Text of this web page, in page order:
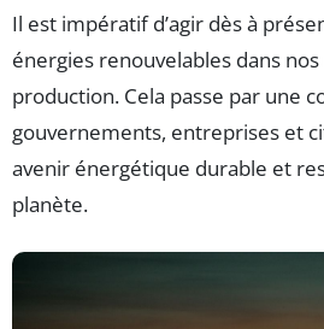
Il est impératif d’agir dès à
énergies renouvelables dans
production. Cela passe par une
gouvernements, entreprises et
avenir énergétique durable et
planète.